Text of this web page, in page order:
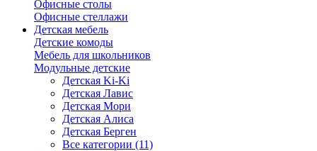
Офисные столы
Офисные стеллажи
Детская мебель
Детские комоды
Мебель для школьников
Модульные детские
Детская Ki-Ki
Детская Лавис
Детская Мори
Детская Алиса
Детская Берген
Все категории (11)